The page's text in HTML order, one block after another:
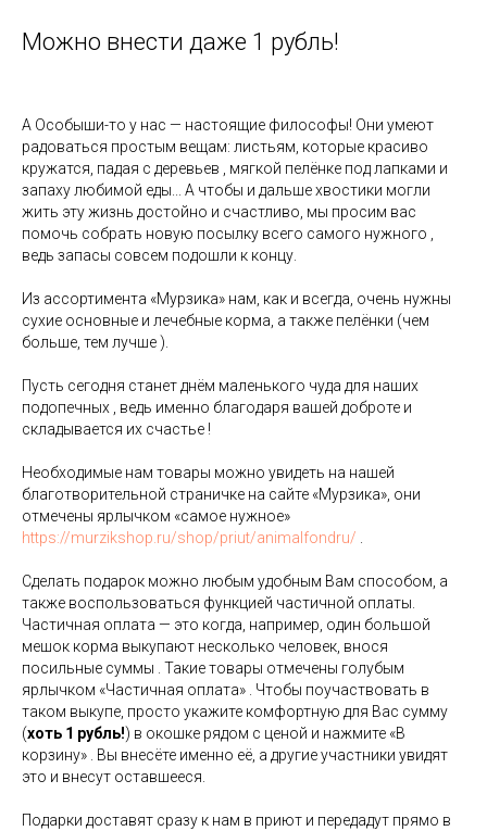
Можно внести даже 1 рубль!
А Особыши-то у нас — настоящие философы! Они умеют
радоваться простым вещам: листьям, которые красиво
кружатся, падая с деревьев , мягкой пелёнке под лапками и
запаху любимой еды... А чтобы и дальше хвостики могли
жить эту жизнь достойно и счастливо, мы просим вас
помочь собрать новую посылку всего самого нужного ,
ведь запасы совсем подошли к концу.
Из ассортимента «Мурзика» нам, как и всегда, очень нужны
сухие основные и лечебные корма, а также пелёнки (чем
больше, тем лучше ).
Пусть сегодня станет днём маленького чуда для наших
подопечных , ведь именно благодаря вашей доброте и
складывается их счастье !
Необходимые нам товары можно увидеть на нашей
благотворительной страничке на сайте «Мурзика», они
отмечены ярлычком «самое нужное»
https://murzikshop.ru/shop/priut/animalfondru/
Сделать подарок можно любым удобным Вам способом, а
также воспользоваться функцией частичной оплаты.
Частичная оплата — это когда, например, один большой
мешок корма выкупают несколько человек, внося
посильные суммы . Такие товары отмечены голубым
ярлычком «Частичная оплата» . Чтобы поучаствовать в
таком выкупе, просто укажите комфортную для Вас сумму
(хоть 1 рубль!) в окошке рядом с ценой и нажмите «В
корзину» . Вы внесёте именно её, а другие участники увидят
это и внесут оставшееся.
Подарки доставят сразу к нам в приют и передадут прямо в